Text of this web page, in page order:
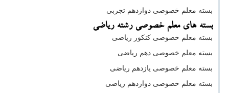
بسته معلم خصوصی دوازدهم تجربی
بسته های معلم خصوصی رشته ریاضی
بسته معلم خصوصی کنکور ریاضی
بسته معلم خصوصی دهم ریاضی
بسته معلم خصوصی یازدهم ریاضی
بسته معلم خصوصی دوازدهم ریاضی